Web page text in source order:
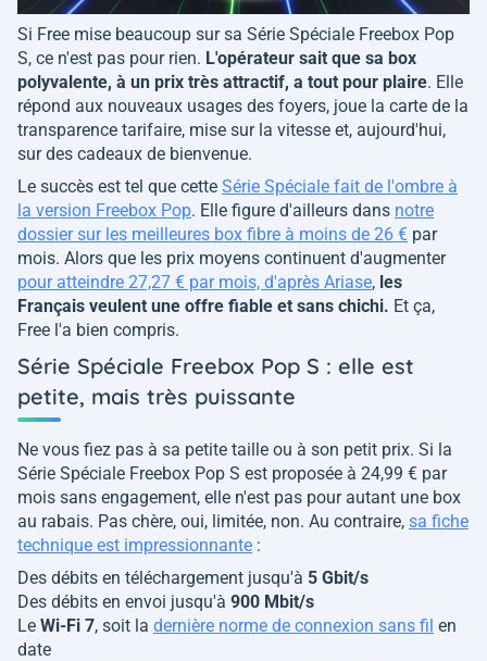
Si Free mise beaucoup sur sa Série Spéciale Freebox Pop
S, ce n'est pas pour rien. L'opérateur sait que sa box
polyvalente, à un prix très attractif, a tout pour plaire. Elle
répond aux nouveaux usages des foyers, joue la carte de la
transparence tarifaire, mise sur la vitesse et, aujourd'hui,
sur des cadeaux de bienvenue.
Le succès est tel que cette Série Spéciale fait de l'ombre à
la version Freebox Pop. Elle figure d'ailleurs dans notre
dossier sur les meilleures box fibre à moins de 26 € par
mois. Alors que les prix moyens continuent d'augmenter
pour atteindre 27,27 € par mois, d'après Ariase, les
Français veulent une offre fiable et sans chichi. Et ça,
Free l'a bien compris.
Série Spéciale Freebox Pop S : elle est
petite, mais très puissante
Ne vous fiez pas à sa petite taille ou à son petit prix. Si la
Série Spéciale Freebox Pop S est proposée à 24,99 € par
mois sans engagement, elle n'est pas pour autant une box
au rabais. Pas chère, oui, limitée, non. Au contraire, sa fiche
technique est impressionnante :
Des débits en téléchargement jusqu'à 5 Gbit/s
Des débits en envoi jusqu'à 900 Mbit/s
Le Wi-Fi 7, soit la dernière norme de connexion sans fil en
date